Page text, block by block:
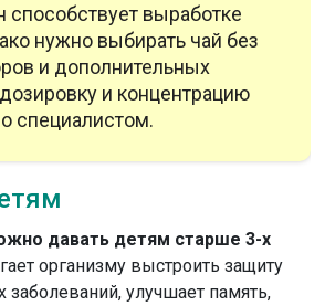
способствует выработке
нужно выбирать чай без
и дополнительных
и концентрацию
специалистом.
давать детям старше 3-х
организму выстроить защиту
заболеваний, улучшает память,